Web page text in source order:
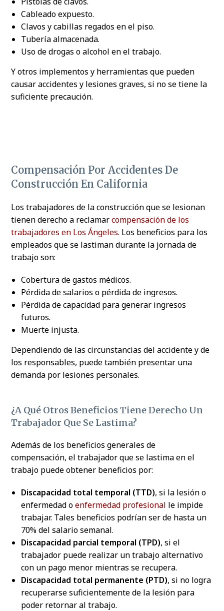
Cableado expuesto.
Clavos y cabillas regados en el piso.
Tubería almacenada.
Uso de drogas o alcohol en el trabajo.
Y otros implementos y herramientas que pueden
causar accidentes y lesiones graves, si no se tiene la
suficiente precaución.
Compensación Por Accidentes De
Construcción En California
Los trabajadores de la construcción que se lesionan
tienen derecho a reclamarcompensación de los
trabajadores en Los Ángeles. Los beneficios para los
empleados que se lastiman durante la jornada de
trabajo son:
Cobertura de gastos médicos.
Pérdida de salarios o pérdida de ingresos.
Pérdida de capacidad para generar ingresos
futuros.
Muerte injusta.
Dependiendo de las circunstancias del accidente y de
los responsables, puede también presentar una
demanda por lesiones personales.
¿A Qué Otros Beneficios Tiene Derecho Un
Trabajador Que Se Lastima?
Además de los beneficios generales de
compensación, el trabajador que se lastima en el
trabajo puede obtener beneficios por:
Discapacidad total temporal (TTD), si la lesión o
enfermedad oenfermedad profesional le impide
trabajar. Tales beneficios podrían ser de hasta un
70% del salario semanal.
Discapacidad parcial temporal (TPD), si el
trabajador puede realizar un trabajo alternativo
con un pago menor mientras se recupera.
Discapacidad total permanente (PTD), si no logra
recuperarse suficientemente de la lesión para
poder retornar al trabajo.